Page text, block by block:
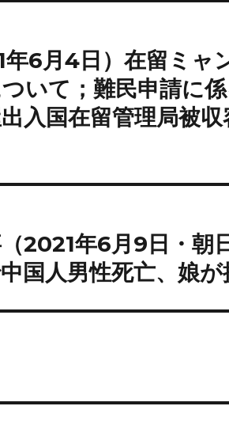
6月4日）在留ミャ
いて；難民申請に
入国在留管理局被
2021年6月9日・朝
国人男性死亡、娘が